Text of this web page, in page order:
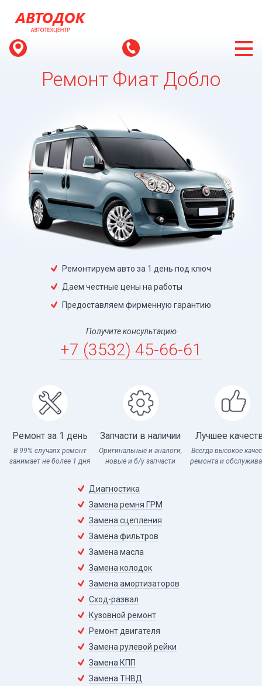
Ремонт Фиат Добло
Ремонтируем авто за 1 день под ключ
Даем честные цены на работы
Предоставляем фирменную гарантию
Получите консультацию
+7 (3532) 45-66-61
Ремонт за 1 день
В 99% случаях ремонт
занимает не более 1 дня
Запчасти в наличии
Оригинальные и аналоги,
новые и б/у запчасти
Лучшее
Всегда высокое
ремонта и
Диагностика
Замена ремня ГРМ
Замена сцепления
Замена фильтров
Замена масла
Замена колодок
Замена амортизаторов
Сход-развал
Кузовной ремонт
Ремонт двигателя
Замена рулевой рейки
Замена КПП
Замена ТНВД